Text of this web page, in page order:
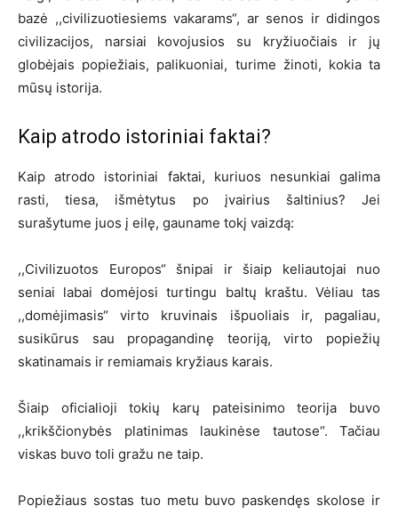
bazė ,,civilizuotiesiems vakarams“, ar senos ir didingos
civilizacijos, narsiai kovojusios su kryžiuočiais ir jų
globėjais popiežiais, palikuoniai, turime žinoti, kokia ta
mūsų istorija.
Kaip atrodo istoriniai faktai?
Kaip atrodo istoriniai faktai, kuriuos nesunkiai galima
rasti, tiesa, išmėtytus po įvairius šaltinius? Jei
surašytume juos į eilę, gauname tokį vaizdą:
,,Civilizuotos Europos“ šnipai ir šiaip keliautojai nuo
seniai labai domėjosi turtingu baltų kraštu. Vėliau tas
,,domėjimasis“ virto kruvinais išpuoliais ir, pagaliau,
susikūrus sau propagandinę teoriją, virto popiežių
skatinamais ir remiamais kryžiaus karais.
Šiaip oficialioji tokių karų pateisinimo teorija buvo
,,krikščionybės platinimas laukinėse tautose“. Tačiau
viskas buvo toli gražu ne taip.
Popiežiaus sostas tuo metu buvo paskendęs skolose ir